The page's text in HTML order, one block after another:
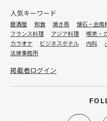
人気キーワード
居酒屋 和食 焼き鳥 懐石・会席
フランス料理
アジア料理 喫茶・
カラオケ
ビジネスホテル 内科
法律事務所
掲載者ログイン